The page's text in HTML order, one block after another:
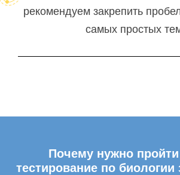
рекомендуем закрепить
самых простых
Почему нужно
тестирование по биологии